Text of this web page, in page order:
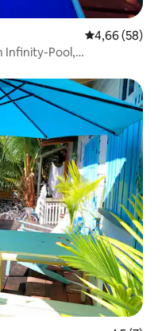
4,66 (58)
Infinity-Pool,